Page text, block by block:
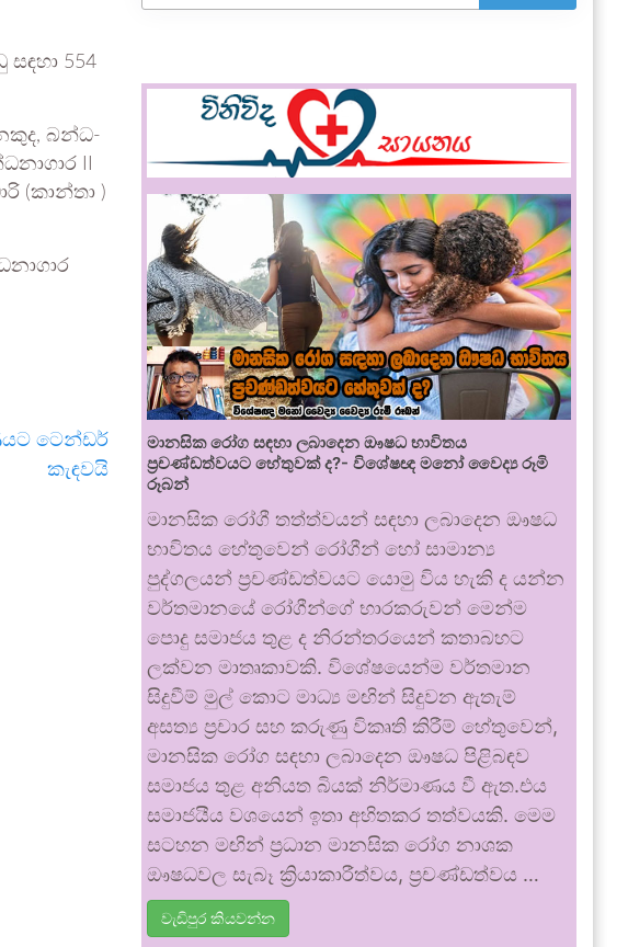
554
බන්ධ­
II
(කාන්තා )
ටෙන්ඩර්
කැඳවයි
මානසික රෝග සඳහා ලබාදෙන ඖෂධ භාවිතය
ප්‍රචණ්ඩත්වයට හේතුවක් ද?- විශේෂඥ මනෝ වෛද්‍ය රූමි
රූබන්
මානසික රෝගී තත්ත්වයන් සඳහා ලබාදෙන ඖෂධ
භාවිතය හේතුවෙන් රෝගීන් හෝ සාමාන්‍ය
පුද්ගලයන් ප්‍රචණ්ඩත්වයට යොමු විය හැකි ද යන්න
වර්තමානයේ රෝගීන්ගේ භාරකරුවන් මෙන්ම
පොදු සමාජය තුළ ද නිරන්තරයෙන් කතාබහට
ලක්වන මාතෘකාවකි. විශේෂයෙන්ම වර්තමාන
සිදුවීම් මුල් කොට මාධ්‍ය මඟින් සිදුවන ඇතැම්
අසත්‍ය ප්‍රචාර සහ කරුණු විකෘති කිරීම් හේතුවෙන්,
මානසික රෝග සඳහා ලබාදෙන ඖෂධ පිළිබඳව
සමාජය තුළ අනියත බියක් නිර්මාණය වී ඇත.එය
සමාජයීය වශයෙන් ඉතා අහිතකර තත්වයකි. මෙම
සටහන මඟින් ප්‍රධාන මානසික රෝග නාශක
ඖෂධවල සැබෑ ක්‍රියාකාරීත්වය, ප්‍රචණ්ඩත්වය …
වැඩිපුර කියවන්න